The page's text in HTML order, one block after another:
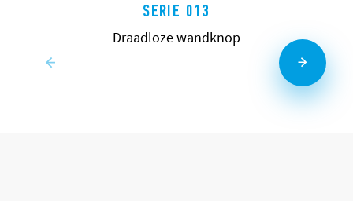
SERIE 013
Draadloze wandknop